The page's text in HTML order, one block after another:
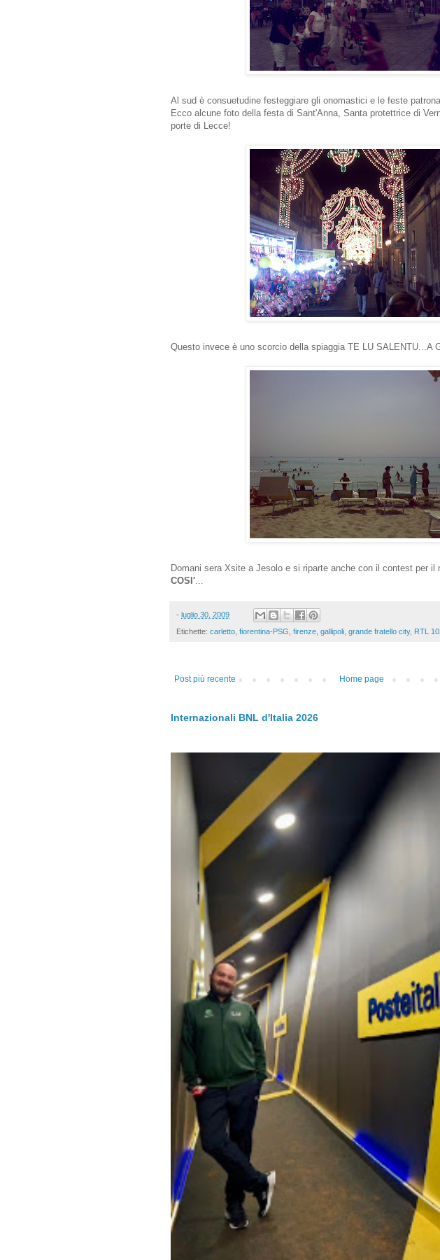
Al sud è consuetudine festeggiare gli onomastici e le feste
Ecco alcune foto della festa di Sant'Anna, Santa protettrice di
porte di Lecce!
Questo invece è uno scorcio della spiaggia TE LU SALENTU...A
Domani sera Xsite a Jesolo e si riparte anche con il contest per il
COSI'
- luglio 30, 2009
Etichette: carletto fiorentina-PSG firenze gallipoli grande fratello city, RTL
Post più recente Home page
Internazionali BNL d'Italia 2026